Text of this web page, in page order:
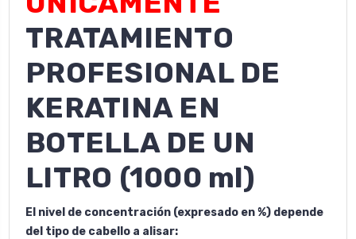
TRATAMIENTO
PROFESIONAL DE
KERATINA EN
BOTELLA DE UN
LITRO (1000 ml)
El nivel de concentración (expresado en %) depende
del tipo de cabello a alisar: